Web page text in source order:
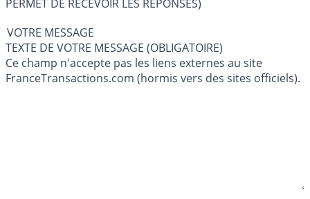
PERMET DE RECEVOIR LES RÉPONSES)
VOTRE MESSAGE
TEXTE DE VOTRE MESSAGE (OBLIGATOIRE)
Ce champ n'accepte pas les liens externes au site
FranceTransactions.com (hormis vers des sites officiels).